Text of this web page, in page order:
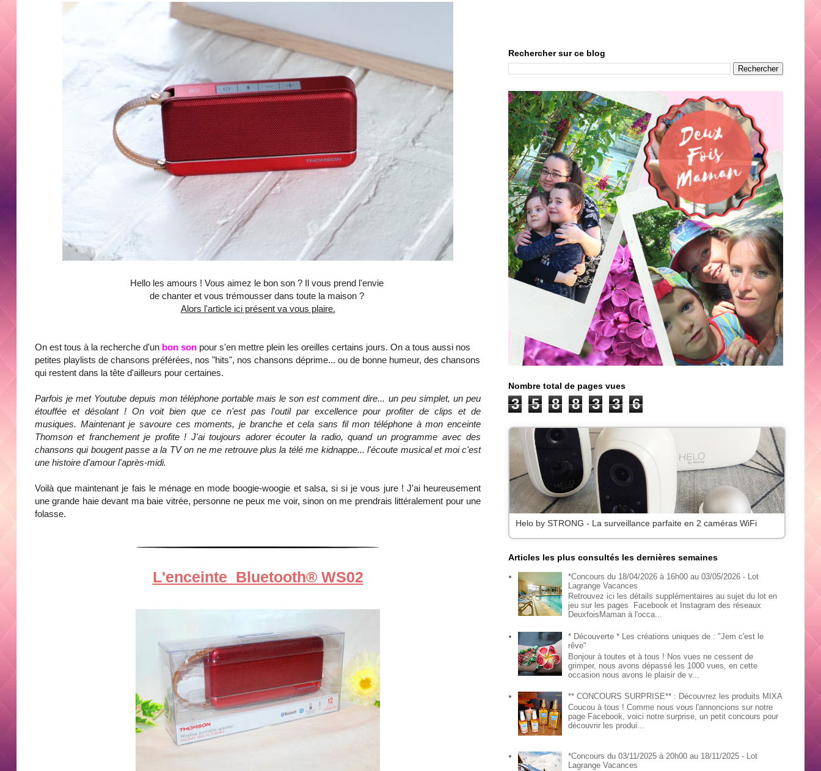
Hello les amours ! Vous aimez le bon son ? Il vous prend l'envie
de chanter et vous trémousser dans toute la maison ?
Alors l'article ici présent va vous plaire.
On est tous à la recherche d'un bon son pour s'en mettre plein les oreilles certains jours. On a tous aussi nos
petites playlists de chansons préférées, nos "hits", nos chansons déprime... ou de bonne humeur, des chansons
qui restent dans la tête d'ailleurs pour certaines.
Parfois je met Youtube depuis mon téléphone portable mais le son est comment dire... un peu simplet, un peu
étouffée et désolant ! On voit bien que ce n'est pas l'outil par excellence pour profiter de clips et de
musiques. Maintenant je savoure ces moments, je branche et cela sans fil mon téléphone à mon enceinte
Thomson et franchement je profite ! J'ai toujours adorer écouter la radio, quand un programme avec des
chansons qui bougent passe a la TV on ne me retrouve plus la télé me kidnappe... l'écoute musical et moi c'est
une histoire d'amour l'après-midi.
Voilà que maintenant je fais le ménage en mode boogie-woogie et salsa, si si je vous jure ! J'ai heureusement
une grande haie devant ma baie vitrée, personne ne peux me voir, sinon on me prendrais littéralement pour une
folasse.
L'enceinte Bluetooth® WS02
Rechercher sur ce blog
Nombre total de pages vues
3 5 8 8 3 3 6
Helo by STRONG - La surveillance parfaite en 2 caméras WiFi
Articles les plus consultés les dernières semaines
*Concours du 18/04/2026 à 16h00 au 03/05/2026 - Lot
Lagrange Vacances
Retrouvez ici les détails supplémentaires au sujet du lot en
jeu sur les pages Facebook et Instagram des réseaux
DeuxfoisMaman à l'occa...
* Découverte * Les créations uniques de : "Jem c'est le
rêve"
Bonjour à toutes et à tous ! Nos vues ne cessent de
grimper, nous avons dépassé les 1000 vues, en cette
occasion nous avons le plaisir de v...
** CONCOURS SURPRISE** : Découvrez les produits MIXA
Coucou à tous ! Comme nous vous l'annoncions sur notre
page Facebook, voici notre surprise, un petit concours pour
découvrir les produi...
*Concours du 03/11/2025 à 20h00 au 18/11/2025 - Lot
Lagrange Vacances